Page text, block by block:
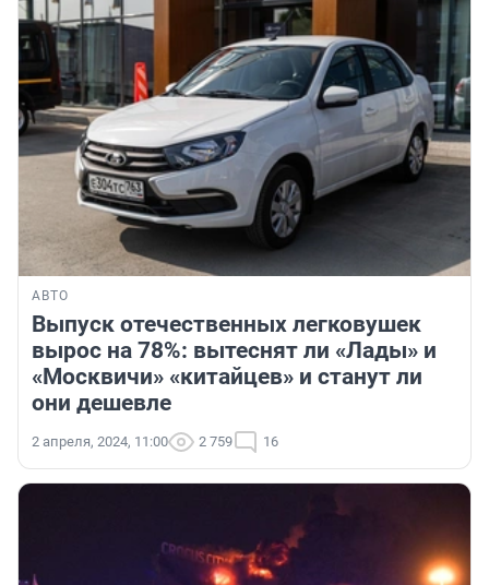
АВТО
Выпуск отечественных легковушек
вырос на 78%: вытеснят ли «Лады» и
«Москвичи» «китайцев» и станут ли
они дешевле
2 апреля, 2024, 11:00 2 759 16